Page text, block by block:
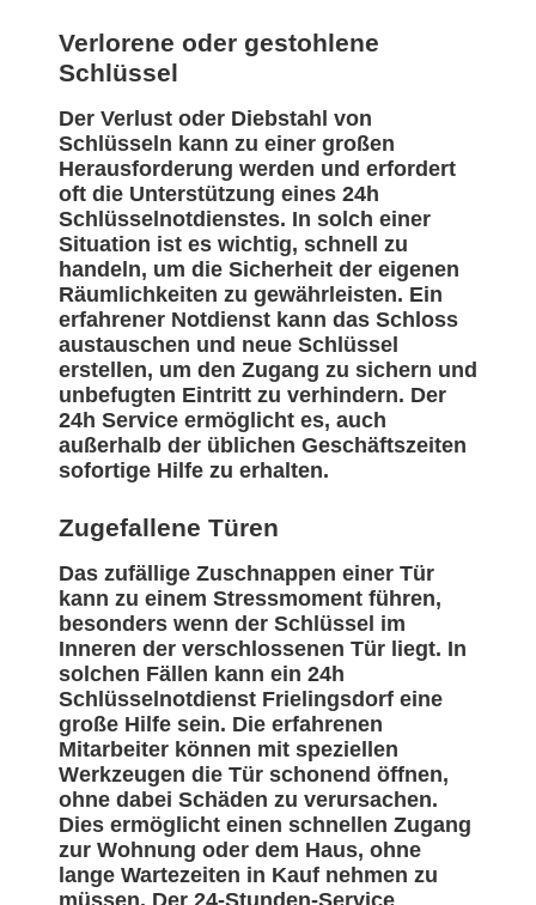
Verlorene oder gestohlene
Schlüssel
Der Verlust oder Diebstahl von
Schlüsseln kann zu einer großen
Herausforderung werden und erfordert
oft die Unterstützung eines 24h
Schlüsselnotdienstes. In solch einer
Situation ist es wichtig, schnell zu
handeln, um die Sicherheit der eigenen
Räumlichkeiten zu gewährleisten. Ein
erfahrener Notdienst kann das Schloss
austauschen und neue Schlüssel
erstellen, um den Zugang zu sichern und
unbefugten Eintritt zu verhindern. Der
24h Service ermöglicht es, auch
außerhalb der üblichen Geschäftszeiten
sofortige Hilfe zu erhalten.
Zugefallene Türen
Das zufällige Zuschnappen einer Tür
kann zu einem Stressmoment führen,
besonders wenn der Schlüssel im
Inneren der verschlossenen Tür liegt. In
solchen Fällen kann ein 24h
Schlüsselnotdienst Frielingsdorf eine
große Hilfe sein. Die erfahrenen
Mitarbeiter können mit speziellen
Werkzeugen die Tür schonend öffnen,
ohne dabei Schäden zu verursachen.
Dies ermöglicht einen schnellen Zugang
zur Wohnung oder dem Haus, ohne
lange Wartezeiten in Kauf nehmen zu